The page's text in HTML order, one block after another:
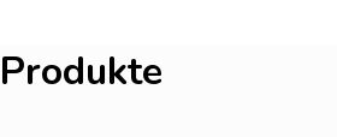
Produkte